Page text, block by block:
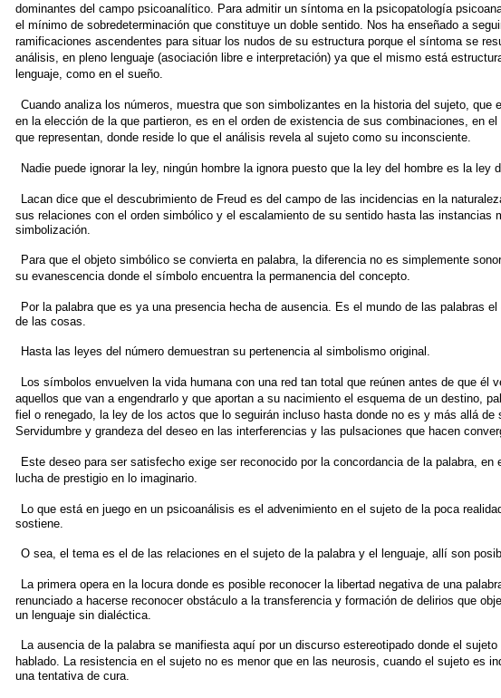
dominantes del campo psicoanalítico. Para admitir un síntoma en la psicopatología
el mínimo de sobredeterminación que constituye un doble sentido. Nos ha enseñado a
ramificaciones ascendentes para situar los nudos de su estructura porque el síntoma se
análisis, en pleno lenguaje (asociación libre e interpretación) ya que el mismo está
lenguaje, como en el sueño.
Cuando analiza los números, muestra que son simbolizantes en la historia del sujeto, que
en la elección de la que partieron, es en el orden de existencia de sus combinaciones, en el
que representan, donde reside lo que el análisis revela al sujeto como su inconsciente.
Nadie puede ignorar la ley, ningún hombre la ignora puesto que la ley del hombre es la ley
Lacan dice que el descubrimiento de Freud es del campo de las incidencias en la
sus relaciones con el orden simbólico y el escalamiento de su sentido hasta las instancias
simbolización.
Para que el objeto simbólico se convierta en palabra, la diferencia no es simplemente
su evanescencia donde el símbolo encuentra la permanencia del concepto.
Por la palabra que es ya una presencia hecha de ausencia. Es el mundo de las palabras
de las cosas.
Hasta las leyes del número demuestran su pertenencia al simbolismo original.
Los símbolos envuelven la vida humana con una red tan total que reúnen antes de que él
aquellos que van a engendrarlo y que aportan a su nacimiento el esquema de un destino,
fiel o renegado, la ley de los actos que lo seguirán incluso hasta donde no es y más allá de
Servidumbre y grandeza del deseo en las interferencias y las pulsaciones que hacen
Este deseo para ser satisfecho exige ser reconocido por la concordancia de la palabra, en
lucha de prestigio en lo imaginario.
Lo que está en juego en un psicoanálisis es el advenimiento en el sujeto de la poca
sostiene.
O sea, el tema es el de las relaciones en el sujeto de la palabra y el lenguaje, allí son
La primera opera en la locura donde es posible reconocer la libertad negativa de una
renunciado a hacerse reconocer obstáculo a la transferencia y formación de delirios que
un lenguaje sin dialéctica.
La ausencia de la palabra se manifiesta aquí por un discurso estereotipado donde el
hablado. La resistencia en el sujeto no es menor que en las neurosis, cuando el sujeto es
una tentativa de cura.